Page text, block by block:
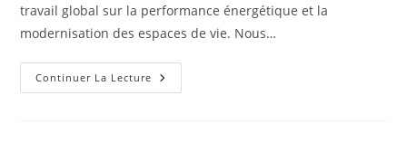
travail global sur la performance énergétique et la
modernisation des espaces de vie. Nous…
Continuer La Lecture